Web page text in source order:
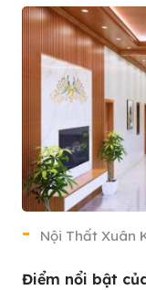
Nội Thất Xuân
Điểm nổi bật